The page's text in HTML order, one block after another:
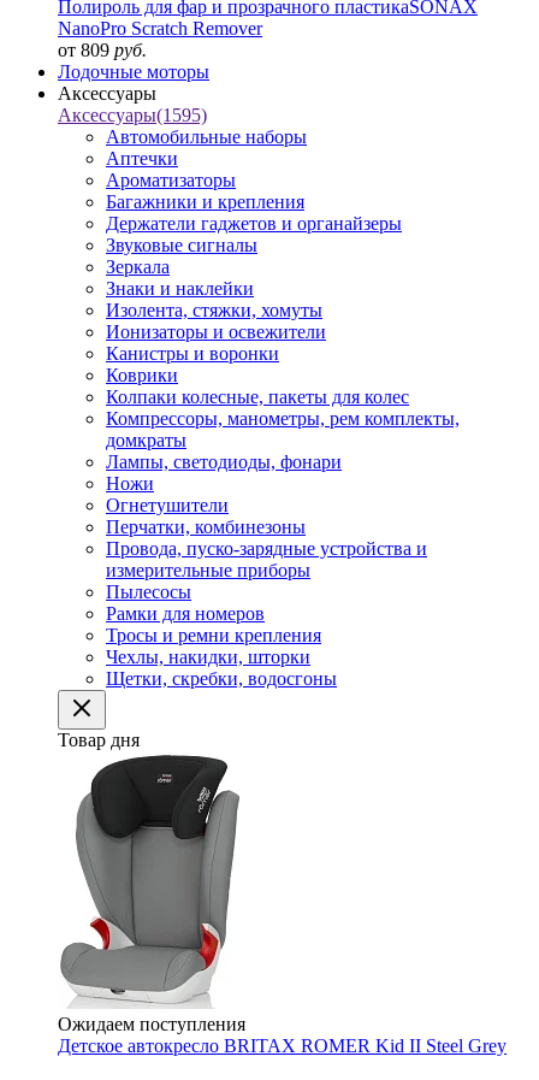
Полироль для фар и прозрачного пластикаSONAX
NanoPro Scratch Remover
от 809 руб.
Лодочные моторы
Аксессуары
Аксессуары(1595)
Автомобильные наборы
Аптечки
Ароматизаторы
Багажники и крепления
Держатели гаджетов и органайзеры
Звуковые сигналы
Зеркала
Знаки и наклейки
Изолента, стяжки, хомуты
Ионизаторы и освежители
Канистры и воронки
Коврики
Колпаки колесные, пакеты для колес
Компрессоры, манометры, рем комплекты,
домкраты
Лампы, светодиоды, фонари
Ножи
Огнетушители
Перчатки, комбинезоны
Провода, пуско-зарядные устройства и
измерительные приборы
Пылесосы
Рамки для номеров
Тросы и ремни крепления
Чехлы, накидки, шторки
Щетки, скребки, водосгоны
Товар дня
Ожидаем поступления
Детское автокресло BRITAX ROMER Kid II Steel Grey